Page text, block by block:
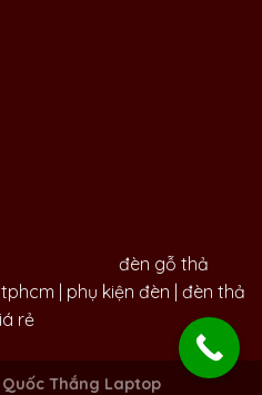
đèn gỗ thả
phụ kiện đèn đèn thả
rẻ
Quốc Thắng Laptop